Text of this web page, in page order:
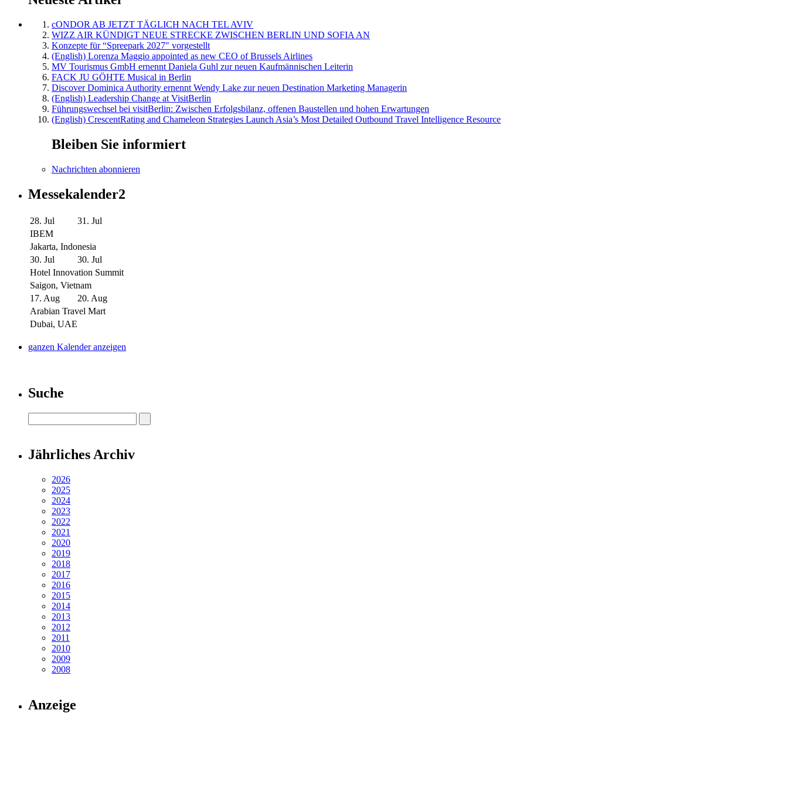
cONDOR AB JETZT TÄGLICH NACH TEL AVIV
WIZZ AIR KÜNDIGT NEUE STRECKE ZWISCHEN BERLIN UND SOFIA AN
Konzepte für “Spreepark 2027″ vorgestellt
(English) Lorenza Maggio appointed as new CEO of Brussels Airlines
MV Tourismus GmbH ernennt Daniela Guhl zur neuen Kaufmännischen Leiterin
FACK JU GÖHTE Musical in Berlin
Discover Dominica Authority ernennt Wendy Lake zur neuen Destination Marketing Managerin
(English) Leadership Change at VisitBerlin
Führungswechsel bei visitBerlin: Zwischen Erfolgsbilanz, offenen Baustellen und hohen Erwartungen
(English) CrescentRating and Chameleon Strategies Launch Asia’s Most Detailed Outbound Travel Intelligence Resource
Bleiben Sie informiert
Nachrichten abonnieren
Messekalender2
28. Jul
31. Jul
IBEM
Jakarta, Indonesia
30. Jul
30. Jul
Hotel Innovation Summit
Saigon, Vietnam
17. Aug
20. Aug
Arabian Travel Mart
Dubai, UAE
ganzen Kalender anzeigen
Suche
Jährliches Archiv
2026
2025
2024
2023
2022
2021
2020
2019
2018
2017
2016
2015
2014
2013
2012
2011
2010
2009
2008
Anzeige